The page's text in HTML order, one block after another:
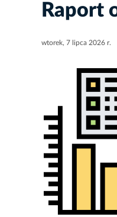
Raport
wtorek, 7 lipca 2026 r.